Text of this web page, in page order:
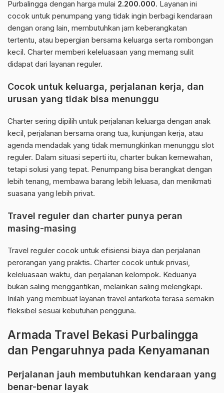
Purbalingga dengan harga mulai 2.200.000. Layanan ini
cocok untuk penumpang yang tidak ingin berbagi kendaraan
dengan orang lain, membutuhkan jam keberangkatan
tertentu, atau bepergian bersama keluarga serta rombongan
kecil. Charter memberi keleluasaan yang memang sulit
didapat dari layanan reguler.
Cocok untuk keluarga, perjalanan kerja, dan
urusan yang tidak bisa menunggu
Charter sering dipilih untuk perjalanan keluarga dengan anak
kecil, perjalanan bersama orang tua, kunjungan kerja, atau
agenda mendadak yang tidak memungkinkan menunggu slot
reguler. Dalam situasi seperti itu, charter bukan kemewahan,
tetapi solusi yang tepat. Penumpang bisa berangkat dengan
lebih tenang, membawa barang lebih leluasa, dan menikmati
suasana yang lebih privat.
Travel reguler dan charter punya peran
masing-masing
Travel reguler cocok untuk efisiensi biaya dan perjalanan
perorangan yang praktis. Charter cocok untuk privasi,
keleluasaan waktu, dan perjalanan kelompok. Keduanya
bukan saling menggantikan, melainkan saling melengkapi.
Inilah yang membuat layanan travel antarkota terasa semakin
fleksibel sesuai kebutuhan pengguna.
Armada Travel Bekasi Purbalingga
dan Pengaruhnya pada Kenyamanan
Perjalanan jauh membutuhkan kendaraan yang
benar-benar layak